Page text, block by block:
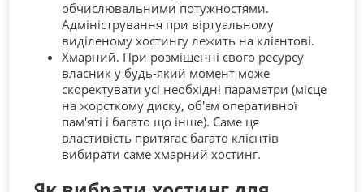
обчислювальними потужностями.
Адміністрування при віртуальному
виділеному хостингу лежить на клієнтові.
Хмарний. При розміщенні свого ресурсу
власник у будь-який момент може
скоректувати усі необхідні параметри (місце
на жорсткому диску, об'єм оперативної
пам'яті і багато що інше). Саме ця
властивість притягає багато клієнтів
вибирати саме хмарний хостинг.